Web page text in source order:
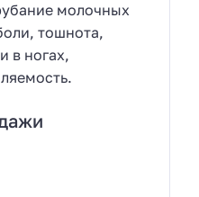
молочных
тошнота,
в ногах,